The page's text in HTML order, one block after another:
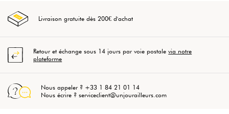
Livraison gratuite dès 200€ d'achat
Retour et échange sous 14 jours par voie postalevia notre
plateforme
Nous appeler ? +33 1 84 21 01 14
Nous écrire ? serviceclient@unjourailleurs.com